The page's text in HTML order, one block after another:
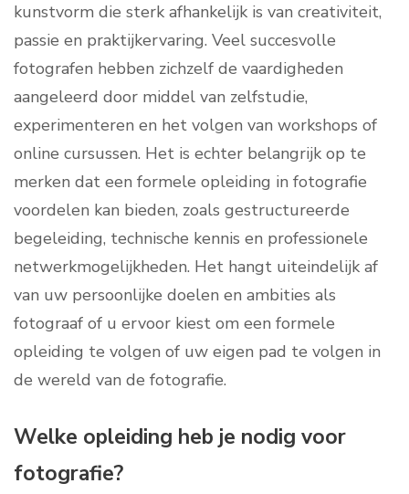
kunstvorm die sterk afhankelijk is van creativiteit,
passie en praktijkervaring. Veel succesvolle
fotografen hebben zichzelf de vaardigheden
aangeleerd door middel van zelfstudie,
experimenteren en het volgen van workshops of
online cursussen. Het is echter belangrijk op te
merken dat een formele opleiding in fotografie
voordelen kan bieden, zoals gestructureerde
begeleiding, technische kennis en professionele
netwerkmogelijkheden. Het hangt uiteindelijk af
van uw persoonlijke doelen en ambities als
fotograaf of u ervoor kiest om een formele
opleiding te volgen of uw eigen pad te volgen in
de wereld van de fotografie.
Welke opleiding heb je nodig voor
fotografie?